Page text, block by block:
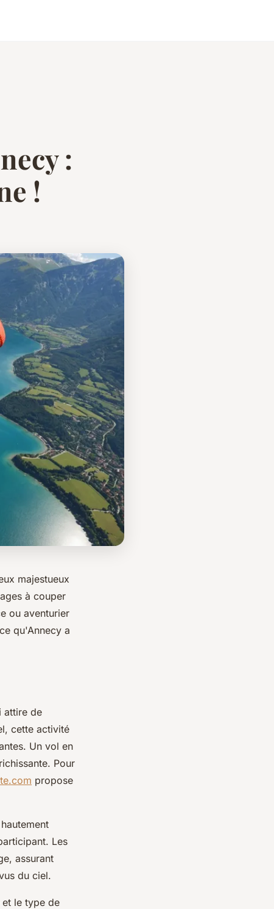
:
!
majestueux
à couper
ou aventurier
qu'Annecy a
attire de
cette activité
Un vol en
Pour
propose
Les
assurant
du ciel.
le type de